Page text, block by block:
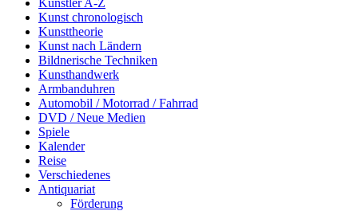
Künstler A-Z
Kunst chronologisch
Kunsttheorie
Kunst nach Ländern
Bildnerische Techniken
Kunsthandwerk
Armbanduhren
Automobil / Motorrad / Fahrrad
DVD / Neue Medien
Spiele
Kalender
Reise
Verschiedenes
Antiquariat
Förderung